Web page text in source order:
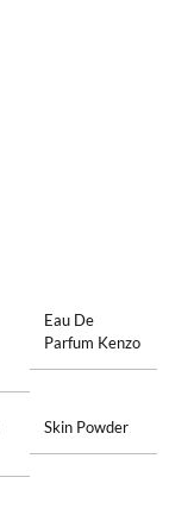
Eau De
Parfum Kenzo
Skin Powder